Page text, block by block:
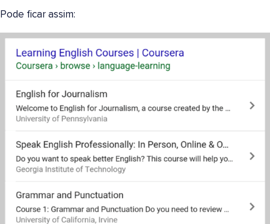
Pode ficar assim: